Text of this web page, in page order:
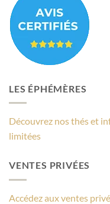
LES ÉPHÉMÈRES
Découvrez nos thés et
limitées
VENTES PRIVÉES
Accédez aux ventes